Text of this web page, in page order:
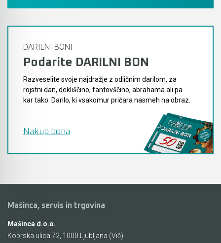
DARILNI BONI
Podarite DARILNI BON
Razveselite svoje najdražje z odličnim darilom, za
rojstni dan, dekliščino, fantovščino, abrahama ali pa
kar tako. Darilo, ki vsakomur pričara nasmeh na obraz.
Nakup bona
Mašinca, servis in trgovina
Mašinca d.o.o.
Koprska ulica 72, 1000 Ljubljana (Vič)